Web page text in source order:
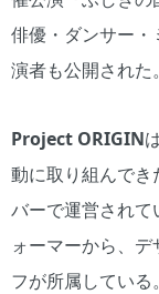
俳優・ダンサー・
演者も公開された。
Project ORIGIN
動に取り組んでき
バーで運営されて
ォーマーから、
フが所属している。